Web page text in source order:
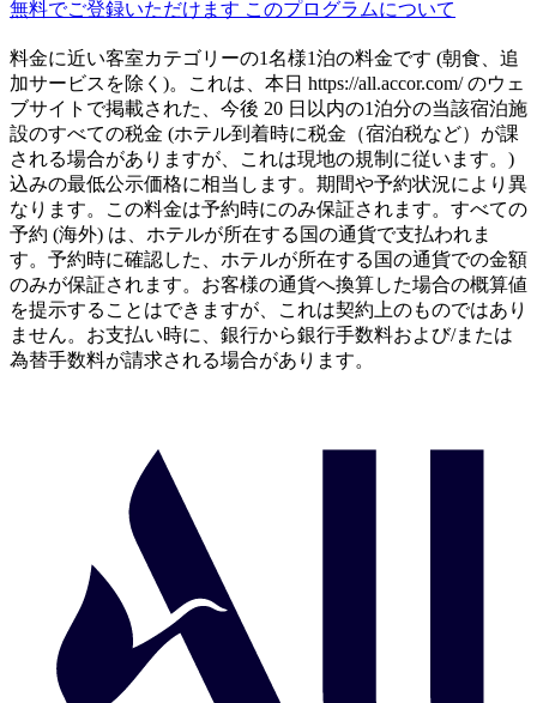
無料でご登録いただけます このプログラムについて
料金に近い客室カテゴリーの1名様1泊の料金です (朝食、追
加サービスを除く)。これは、本日 https://all.accor.com/ のウェ
ブサイトで掲載された、今後 20 日以内の1泊分の当該宿泊施
設のすべての税金 (ホテル到着時に税金（宿泊税など）が課
される場合がありますが、これは現地の規制に従います。)
込みの最低公示価格に相当します。期間や予約状況により異
なります。この料金は予約時にのみ保証されます。すべての
予約 (海外) は、ホテルが所在する国の通貨で支払われま
す。予約時に確認した、ホテルが所在する国の通貨での金額
のみが保証されます。お客様の通貨へ換算した場合の概算値
を提示することはできますが、これは契約上のものではあり
ません。お支払い時に、銀行から銀行手数料および/または
為替手数料が請求される場合があります。